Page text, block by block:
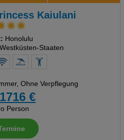
Kaiulani
Honolulu
Staaten
Ohne Verpflegung
1716 €
Person